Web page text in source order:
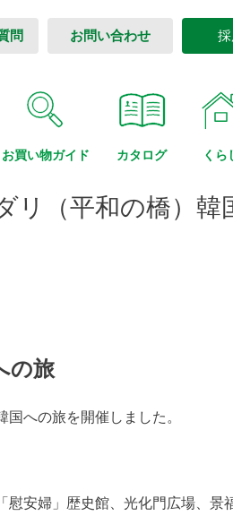
問 お問い合わせ
お買い物ガイド カタログ くら
リ（平和の橋）
の旅
への旅を開催しました。
安婦」歴史館、光化門広場、景